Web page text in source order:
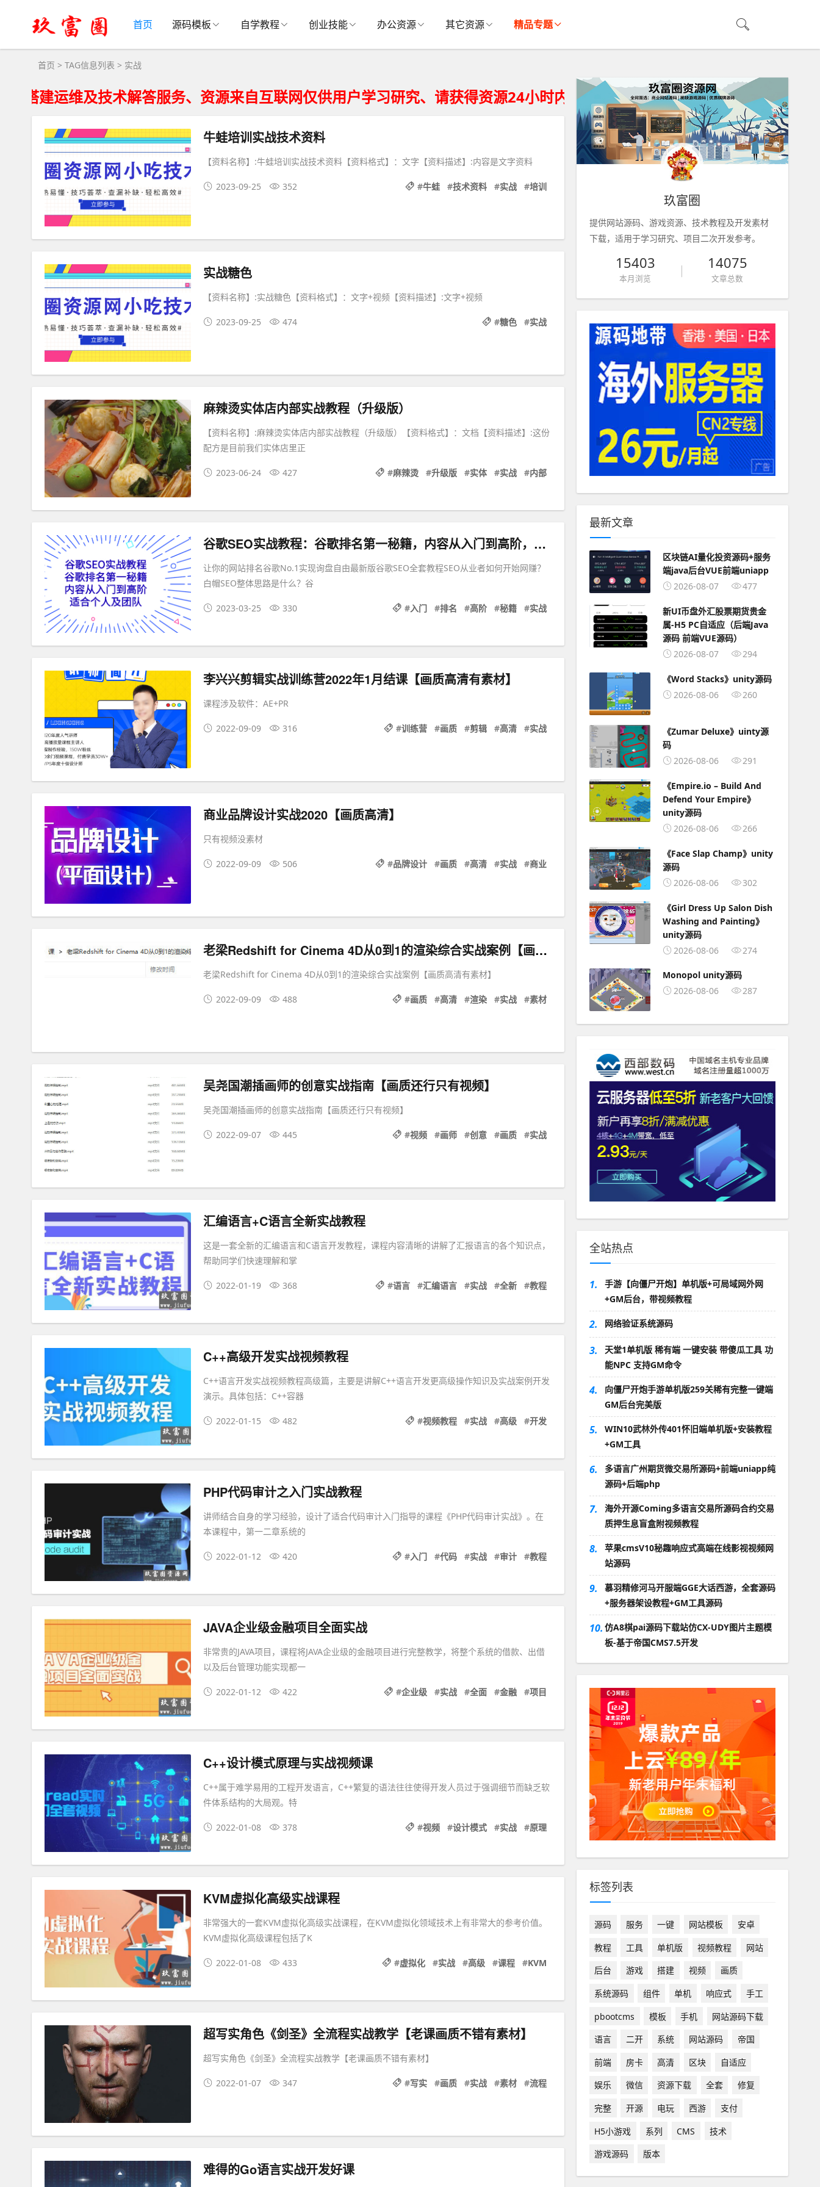
首页 源码模板 自学教程 创业技能 办公资源 其它资源 精品专题
首页 > TAG信息列表 > 实战
维及技术解答服务、资源来自互联网仅供用户学习研究、请获得资源24小时内从您的存储设备删除、不得违法运营。
牛蛙培训实战技术资料
【资料名称】:牛蛙培训实战技术资料【资料格式】：文字【资料描述】:内容是文字资料
2023-09-25 352 #牛蛙 #技术资料 #实战 #培训
实战糖色
【资料名称】:实战糖色【资料格式】：文字+视频【资料描述】:文字+视频
2023-09-25 474 #糖色 #实战
麻辣烫实体店内部实战教程（升级版）
【资料名称】:麻辣烫实体店内部实战教程（升级版）【资料格式】：文档【资料描述】:这份
配方是目前我们实体店里正
2023-06-24 427 #麻辣烫 #升级版 #实体 #实战 #内部
谷歌SEO实战教程：谷歌排名第一秘籍，内容从入门到高阶，适合个人及团队
让你的网站排名谷歌No.1实现询盘自由最新版谷歌SEO全套教程SEO从业者如何开始网赚？
白帽SEO整体思路是什么？谷
2023-03-25 330 #入门 #排名 #高阶 #秘籍 #实战
李兴兴剪辑实战训练营2022年1月结课【画质高清有素材】
课程涉及软件：AE+PR
2022-09-09 316 #训练营 #画质 #剪辑 #高清 #实战
商业品牌设计实战2020【画质高清】
只有视频没素材
2022-09-09 506 #品牌设计 #画质 #高清 #实战 #商业
老梁Redshift for Cinema 4D从0到1的渲染综合实战案例【画质高清有素材】
老梁Redshift for Cinema 4D从0到1的渲染综合实战案例【画质高清有素材】
2022-09-09 488 #画质 #高清 #渲染 #实战 #素材
吴尧国潮插画师的创意实战指南【画质还行只有视频】
吴尧国潮插画师的创意实战指南【画质还行只有视频】
2022-09-07 445 #视频 #画师 #创意 #画质 #实战
汇编语言+C语言全新实战教程
这是一套全新的汇编语言和C语言开发教程，课程内容清晰的讲解了汇报语言的各个知识点，
帮助同学们快速理解和掌
2022-01-19 368 #语言 #汇编语言 #实战 #全新 #教程
C++高级开发实战视频教程
C++语言开发实战视频教程高级篇，主要是讲解C++语言开发更高级操作知识及实战案例开发
演示。具体包括：C++容器
2022-01-15 482 #视频教程 #实战 #高级 #开发
PHP代码审计之入门实战教程
讲师结合自身的学习经验，设计了适合代码审计入门指导的课程《PHP代码审计实战》。在
本课程中，第一二章系统的
2022-01-12 420 #入门 #代码 #实战 #审计 #教程
JAVA企业级金融项目全面实战
非常贵的JAVA项目，课程将JAVA企业级的金融项目进行完整教学，将整个系统的借款、出借
以及后台管理功能实现都一
2022-01-12 422 #企业级 #实战 #全面 #金融 #项目
C++设计模式原理与实战视频课
C++属于难学易用的工程开发语言，C++繁复的语法往往使得开发人员过于强调细节而缺乏软
件体系结构的大局观。特
2022-01-08 378 #视频 #设计模式 #实战 #原理
KVM虚拟化高级实战课程
非常强大的一套KVM虚拟化高级实战课程，在KVM虚拟化领域技术上有非常大的参考价值。
KVM虚拟化高级课程包括了K
2022-01-08 433 #虚拟化 #实战 #高级 #课程 #KVM
超写实角色《剑圣》全流程实战教学【老课画质不错有素材】
超写实角色《剑圣》全流程实战教学【老课画质不错有素材】
2022-01-07 347 #写实 #画质 #实战 #素材 #流程
难得的Go语言实战开发好课
玖富圈
提供网站源码、游戏资源、技术教程及开发素材
下载，适用于学习研究、项目二次开发参考。
15403
本月浏览
14075
文章总数
最新文章
区块链AI量化投资源码+服务
端java后台VUE前端uniapp
2026-08-07
477
新UI币盘外汇股票期货贵金
属-H5 PC自适应（后端Java
源码 前端VUE源码）
2026-08-07
294
《Word Stacks》unity源码
2026-08-06
260
《Zumar Deluxe》uinty源
码
2026-08-06
291
《Empire.io – Build And
Defend Your Empire》
unity源码
2026-08-06
266
《Face Slap Champ》unity
源码
2026-08-06
302
《Girl Dress Up Salon Dish
Washing and Painting》
unity源码
2026-08-06
274
Monopol unity源码
2026-08-06
287
全站热点
1.
手游【向僵尸开炮】单机版+可局域网外网
+GM后台，带视频教程
2. 网络验证系统源码
3.
天堂1单机版 稀有端 一键安装 带傻瓜工具 功
能NPC 支持GM命令
4.
向僵尸开炮手游单机版259关稀有完整一键端
GM后台完美版
5.
WIN10武林外传401怀旧端单机版+安装教程
+GM工具
6.
多语言广州期货微交易所源码+前端uniapp纯
源码+后端php
7.
海外开源Coming多语言交易所源码合约交易
质押生息盲盒附视频教程
8.
苹果cmsV10秘趣响应式高端在线影视视频网
站源码
9.
慕羽精修河马开服端GGE大话西游，全套源码
+服务器架设教程+GM工具源码
10. 仿A8棋pai源码下载站仿CX-UDY图片主题模
板-基于帝国CMS7.5开发
标签列表
源码 服务 一键 网站模板
安卓
教程
工具 单机版 视频教程
网站
后台
游戏 搭建 视频
画质
系统源码
组件 单机 响应式
手工
pbootcms
模板 手机
网站源码下载
语言
二开 系统 网站源码
帝国
前端
房卡 高清 区块
自适应
娱乐
微信 资源下载 全套
修复
完整
开源 电玩 西游
支付
H5小游戏
系列 CMS
技术
游戏源码
版本